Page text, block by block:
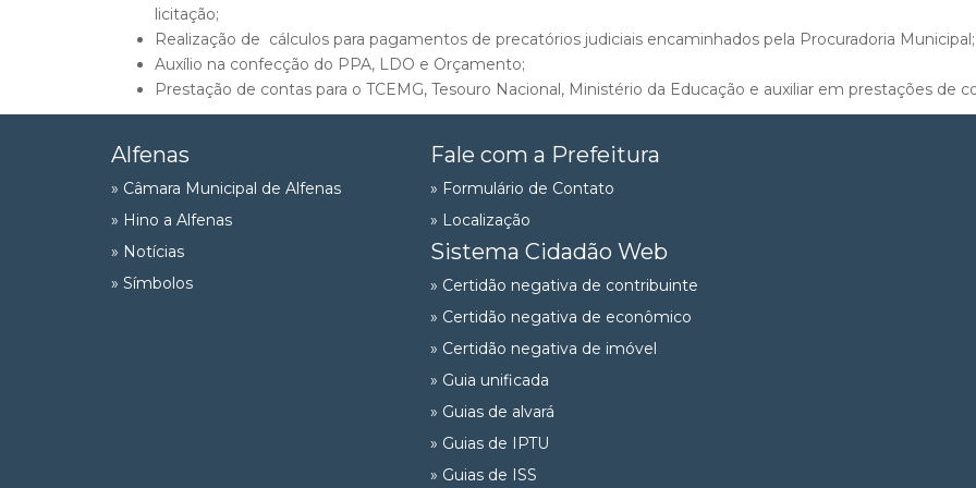
licitação;
Realização de cálculos para pagamentos de precatórios judiciais encaminhados pela Procuradoria Municipal;
Auxílio na confecção do PPA, LDO e Orçamento;
Prestação de contas para o TCEMG, Tesouro Nacional, Ministério da Educação e auxiliar em prestações
Alfenas
» Câmara Municipal de Alfenas
» Hino a Alfenas
» Notícias
» Símbolos
Fale com a Prefeitura
» Formulário de Contato
» Localização
Sistema Cidadão Web
» Certidão negativa de contribuinte
» Certidão negativa de econômico
» Certidão negativa de imóvel
» Guia unificada
» Guias de alvará
» Guias de IPTU
» Guias de ISS